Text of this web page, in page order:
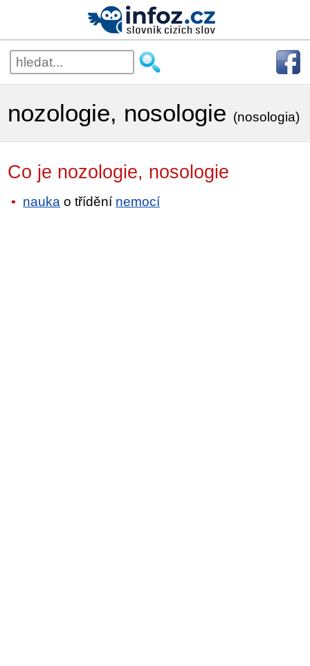
nozologie, nosologie (nosologia)
Co je nozologie, nosologie
nauka o třídění nemocí